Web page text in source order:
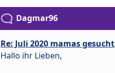
Dagmar96
Re: Juli 2020 mamas gesucht
Hallo ihr Lieben,